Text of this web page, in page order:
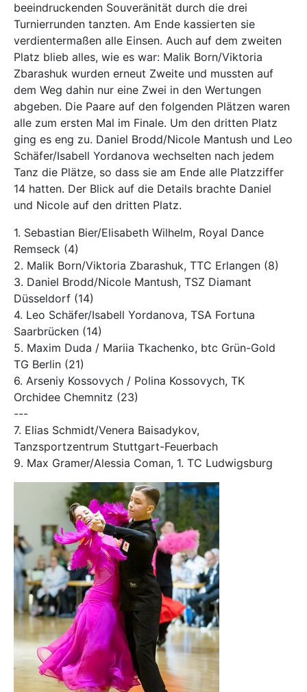
beeindruckenden Souveränität durch die drei
Turnierrunden tanzten. Am Ende kassierten sie
verdientermaßen alle Einsen. Auch auf dem zweiten
Platz blieb alles, wie es war: Malik Born/Viktoria
Zbarashuk wurden erneut Zweite und mussten auf
dem Weg dahin nur eine Zwei in den Wertungen
abgeben. Die Paare auf den folgenden Plätzen waren
alle zum ersten Mal im Finale. Um den dritten Platz
ging es eng zu. Daniel Brodd/Nicole Mantush und Leo
Schäfer/Isabell Yordanova wechselten nach jedem
Tanz die Plätze, so dass sie am Ende alle Platzziffer
14 hatten. Der Blick auf die Details brachte Daniel
und Nicole auf den dritten Platz.
1. Sebastian Bier/Elisabeth Wilhelm, Royal Dance
Remseck (4)
2. Malik Born/Viktoria Zbarashuk, TTC Erlangen (8)
3. Daniel Brodd/Nicole Mantush, TSZ Diamant
Düsseldorf (14)
4. Leo Schäfer/Isabell Yordanova, TSA Fortuna
Saarbrücken (14)
5. Maxim Duda / Mariia Tkachenko, btc Grün-Gold
TG Berlin (21)
6. Arseniy Kossovych / Polina Kossovych, TK
Orchidee Chemnitz (23)
---
7. Elias Schmidt/Venera Baisadykov,
Tanzsportzentrum Stuttgart-Feuerbach
9. Max Gramer/Alessia Coman, 1. TC Ludwigsburg